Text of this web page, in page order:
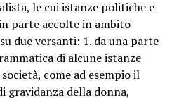
le cui istanze politiche e
parte accolte in ambito
due versanti: 1. da una parte
di alcune istanze
come ad esempio il
della donna,